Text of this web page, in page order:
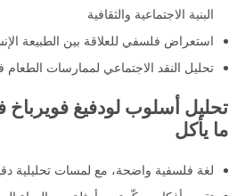
البنية الاجتماعية والثقافية
استعراض فلسفي للعلاقة بين الطبيعة
تحليل النقد الاجتماعي لممارسات الطعام
تحليل أسلوب لودفيغ
ما يأكل
لغة فلسفية واضحة، مع لمسات تحليلية